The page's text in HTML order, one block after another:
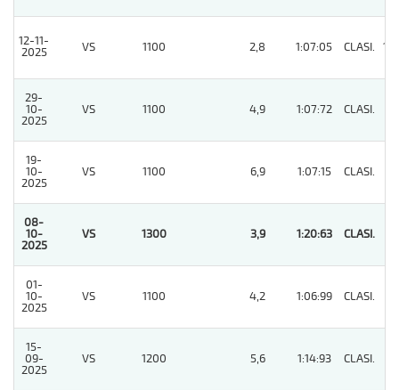
12-11-
2025
VS 1100 2,8 1:07:05 CLASI. 10
29-
10-
2025
VS 1100 4,9 1:07:72 CLASI.
19-
10-
2025
VS 1100 6,9 1:07:15 CLASI.
08-
10-
2025
VS 1300 3,9 1:20:63 CLASI.
01-
10-
2025
VS 1100 4,2 1:06:99 CLASI.
15-
09-
2025
VS 1200 5,6 1:14:93 CLASI.